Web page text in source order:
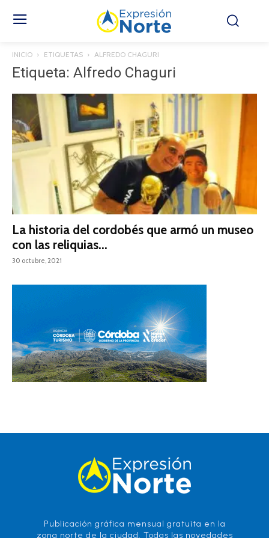
INICIO ETIQUETAS ALFREDO CHAGURI
Etiqueta: Alfredo Chaguri
La historia del cordobés que armó un museo
con las reliquias...
30 octubre, 2021
Publicación gráfica mensual gratuita en la
zona norte de la ciudad. Todas las novedades